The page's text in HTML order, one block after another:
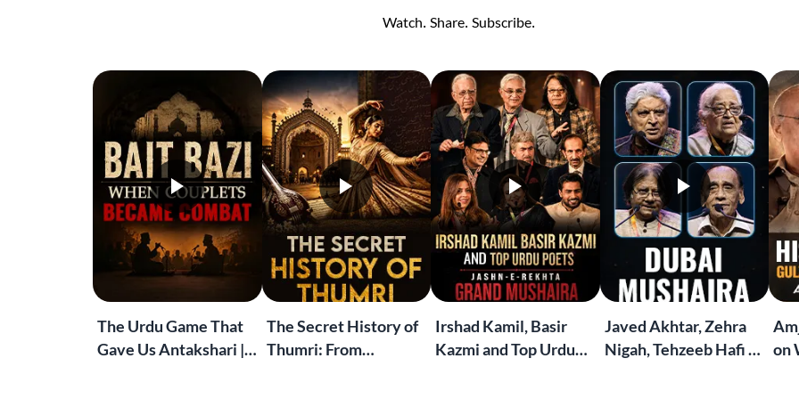
Watch. Share. Subscribe.
The Urdu Game That
Gave Us Antakshari |
The Secret History of
Thumri: From
Irshad Kamil, Basir
Kazmi and Top Urdu
Javed Akhtar, Zehra
Nigah, Tehzeeb Hafi &
on